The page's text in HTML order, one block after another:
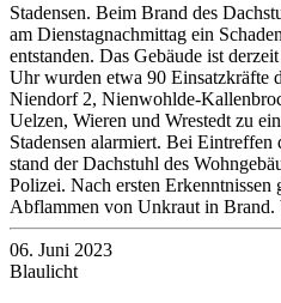
Stadensen. Beim Brand des
am Dienstagnachmittag ein
entstanden. Das Gebäude ist
Uhr wurden etwa 90 Einsatzkräfte
Niendorf 2, Nienwohlde-
Uelzen, Wieren und Wrestedt zu
Stadensen alarmiert. Bei
stand der Dachstuhl des
Polizei. Nach ersten Erkenntnissen
Abflammen von Unkraut in
06. Juni 2023
Blaulicht